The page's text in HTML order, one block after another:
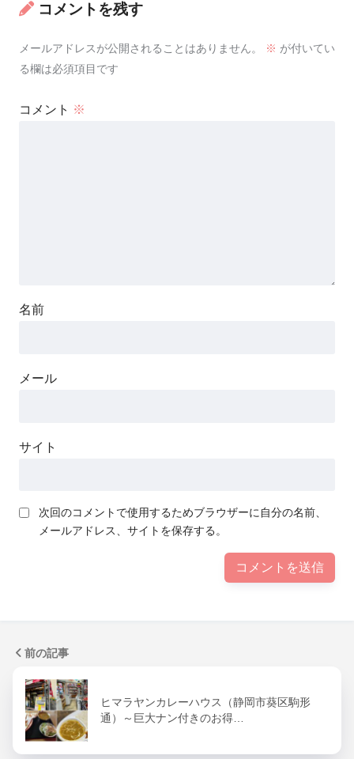
コメントを残す
メールアドレスが公開されることはありません。 ※ が付いてい
る欄は必須項目です
コメント ※
名前
メール
サイト
次回のコメントで使用するためブラウザーに自分の名前、
メールアドレス、サイトを保存する。
前の記事
ヒマラヤンカレーハウス（静岡市葵区駒形
通）～巨大ナン付きのお得…